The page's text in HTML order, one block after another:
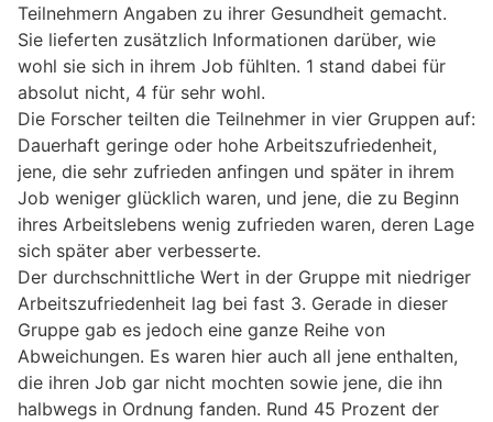
Teilnehmern Angaben zu ihrer Gesundheit gemacht.
Sie lieferten zusätzlich Informationen darüber, wie
wohl sie sich in ihrem Job fühlten. 1 stand dabei für
absolut nicht, 4 für sehr wohl.
Die Forscher teilten die Teilnehmer in vier Gruppen auf:
Dauerhaft geringe oder hohe Arbeitszufriedenheit,
jene, die sehr zufrieden anfingen und später in ihrem
Job weniger glücklich waren, und jene, die zu Beginn
ihres Arbeitslebens wenig zufrieden waren, deren Lage
sich später aber verbesserte.
Der durchschnittliche Wert in der Gruppe mit niedriger
Arbeitszufriedenheit lag bei fast 3. Gerade in dieser
Gruppe gab es jedoch eine ganze Reihe von
Abweichungen. Es waren hier auch all jene enthalten,
die ihren Job gar nicht mochten sowie jene, die ihn
halbwegs in Ordnung fanden. Rund 45 Prozent der